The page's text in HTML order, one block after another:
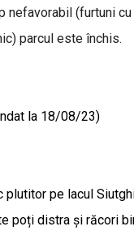
nefavorabil (furtuni
parcul este închis.
la 18/08/23)
plutitor pe lacul
poți distra și răcori